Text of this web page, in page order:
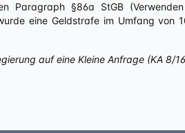
Paragraph §86a StGB
eine Geldstrafe im Umfang
auf eine Kleine Anfrage (KA 8/